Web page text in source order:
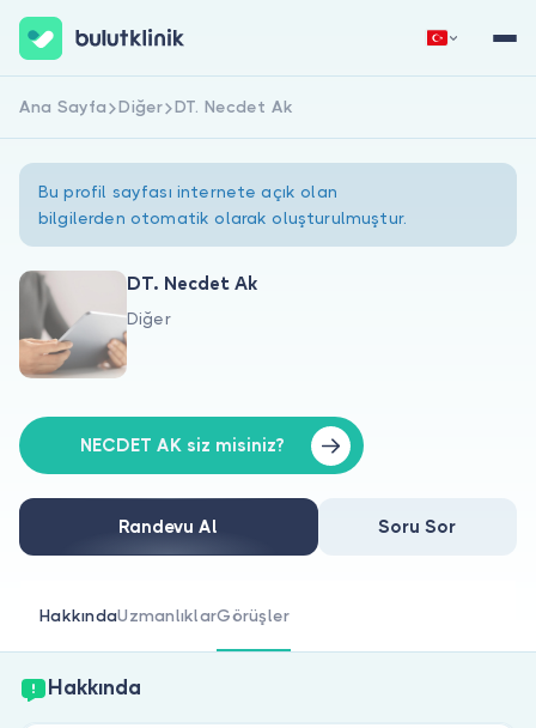
Hakkımızda
Doktorlar için
Doktor musunuz?
Hemen Kaydol
Ana Sayfa Diğer DT. Necdet Ak
Bu profil sayfası internete açık olan
bilgilerden otomatik olarak oluşturulmuştur.
DT. Necdet Ak
Diğer
NECDET AK siz misiniz?
Randevu Al Soru Sor
HakkındaUzmanlıklarGörüşler
Hakkında